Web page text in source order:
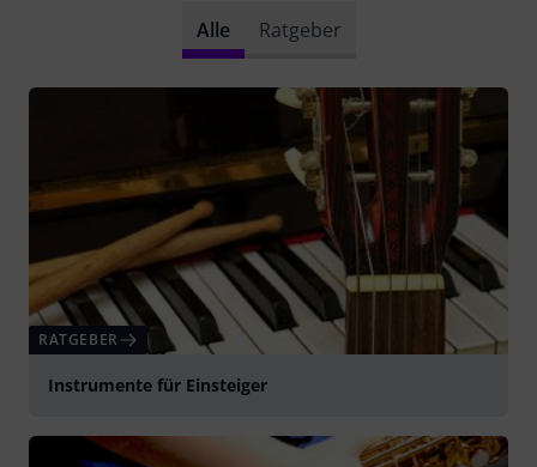
Alle Ratgeber
RATGEBER
Instrumente für Einsteiger